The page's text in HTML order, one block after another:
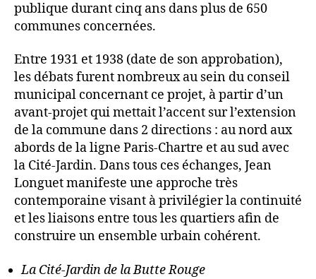
publique durant cinq ans dans plus de 650
communes concernées.
Entre 1931 et 1938 (date de son approbation),
les débats furent nombreux au sein du conseil
municipal concernant ce projet, à partir d’un
avant-projet qui mettait l’accent sur l’extension
de la commune dans 2 directions : au nord aux
abords de la ligne Paris-Chartre et au sud avec
la Cité-Jardin. Dans tous ces échanges, Jean
Longuet manifeste une approche très
contemporaine visant à privilégier la continuité
et les liaisons entre tous les quartiers afin de
construire un ensemble urbain cohérent.
La Cité-Jardin de la Butte Rouge